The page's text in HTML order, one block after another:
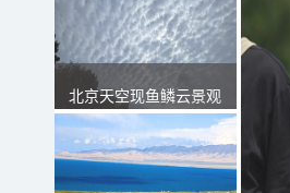
北京天空现鱼鳞云景观